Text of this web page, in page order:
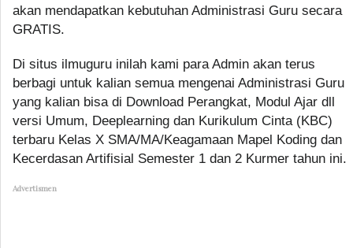
akan mendapatkan kebutuhan Administrasi Guru secara
GRATIS.
Di situs ilmuguru inilah kami para Admin akan terus
berbagi untuk kalian semua mengenai Administrasi Guru
yang kalian bisa di Download Perangkat, Modul Ajar dll
versi Umum, Deeplearning dan Kurikulum Cinta (KBC)
terbaru Kelas X SMA/MA/Keagamaan Mapel Koding dan
Kecerdasan Artifisial Semester 1 dan 2 Kurmer tahun ini.
Advertismen